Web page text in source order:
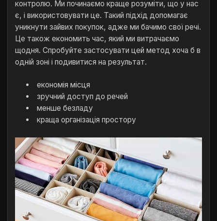
контролю. Ми починаємо краще розуміти, що у нас
є, і використовувати це. Такий підхід допомагає
уникнути зайвих покупок, адже ми бачимо свої речі.
Це також економить час, який ми витрачаємо
щодня. Спробуйте застосувати цей метод хоча б в
одній зоні і подивитися на результат.
економія місця
зручний доступ до речей
менше безладу
краща організація простору